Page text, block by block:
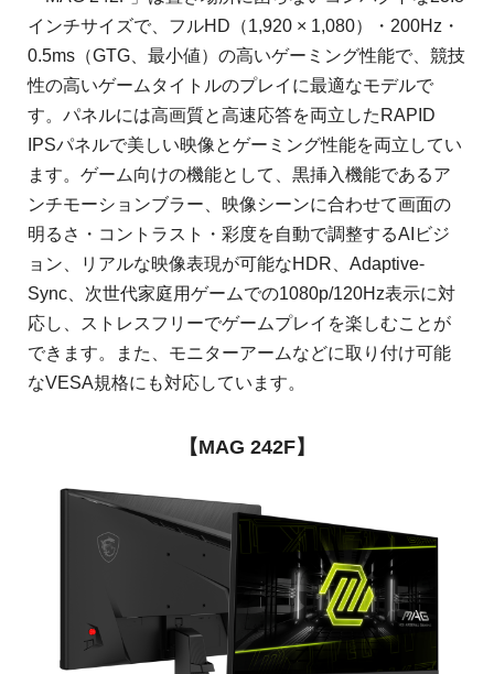
インチサイズで、フルHD（1,920 × 1,080）・200Hz・
0.5ms（GTG、最小値）の高いゲーミング性能で、競技
性の高いゲームタイトルのプレイに最適なモデルで
す。パネルには高画質と高速応答を両立したRAPID
IPSパネルで美しい映像とゲーミング性能を両立してい
ます。ゲーム向けの機能として、黒挿入機能であるア
ンチモーションブラー、映像シーンに合わせて画面の
明るさ・コントラスト・彩度を自動で調整するAIビジ
ョン、リアルな映像表現が可能なHDR、Adaptive-
Sync、次世代家庭用ゲームでの1080p/120Hz表示に対
応し、ストレスフリーでゲームプレイを楽しむことが
できます。また、モニターアームなどに取り付け可能
なVESA規格にも対応しています。
【MAG 242F】